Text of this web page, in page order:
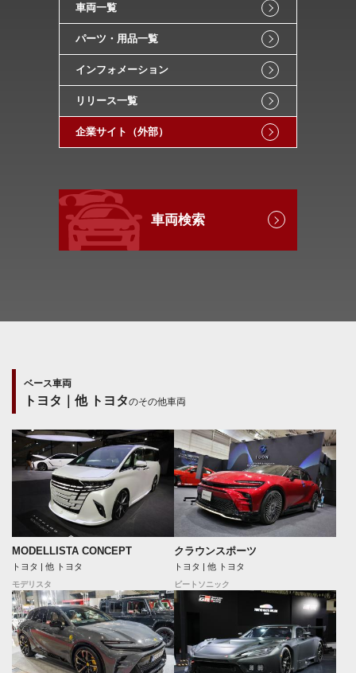
車両一覧
パーツ・用品一覧
インフォメーション
リリース一覧
企業サイト（外部）
車両検索
ベース車両
トヨタ｜他 トヨタのその他車両
MODELLISTA CONCEPT
トヨタ | 他 トヨタ
モデリスタ
クラウンスポーツ
トヨタ | 他 トヨタ
ビートソニック